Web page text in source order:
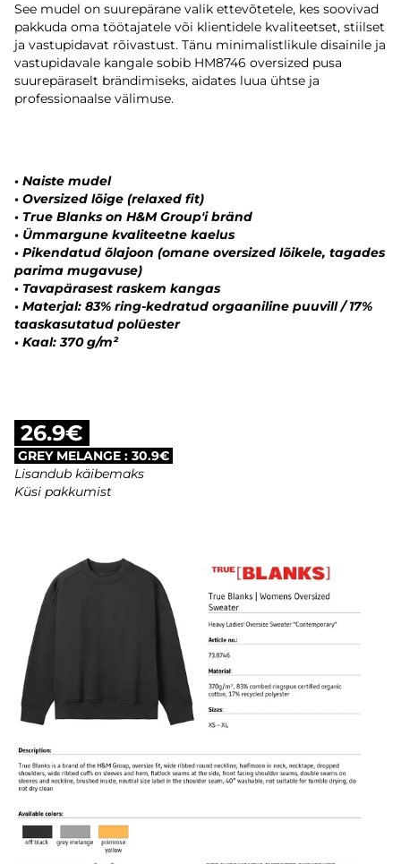
See mudel on suurepärane valik ettevõtetele, kes soovivad
pakkuda oma töötajatele või klientidele kvaliteetset, stiilset
ja vastupidavat rõivastust. Tänu minimalistlikule disainile ja
vastupidavale kangale sobib HM8746 oversized pusa
suurepäraselt brändimiseks, aidates luua ühtse ja
professionaalse välimuse.
• Naiste mudel
• Oversized lõige (relaxed fit)
• True Blanks on H&M Group'i bränd
• Ümmargune kvaliteetne kaelus
• Pikendatud õlajoon (omane oversized lõikele, tagades
parima mugavuse)
• Tavapärasest raskem kangas
• Materjal: 83% ring-kedratud orgaaniline puuvill / 17%
taaskasutatud polüester
• Kaal: 370 g/m²
26.9€
GREY MELANGE : 30.9€
Lisandub käibemaks
Küsi pakkumist